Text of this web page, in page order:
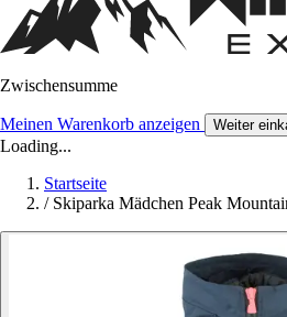
Zwischensumme
Meinen Warenkorb anzeigen Weiter
Loading...
Startseite
/ Skiparka Mädchen Peak